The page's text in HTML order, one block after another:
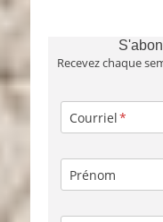
Recevez chaque
Courriel
Prénom